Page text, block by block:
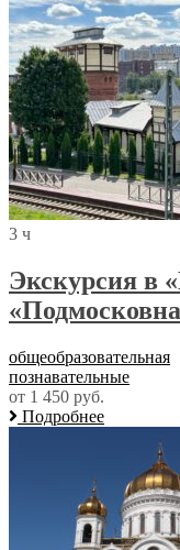
3 ч
Экскурсия в
общеобразовательная
познавательные
от 1 450 руб.
Подробнее